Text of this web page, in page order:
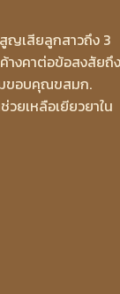
ญเสียลูกสาวถึง 3
างคาต่อข้อสงสัยถึง
มขอบคุณขสมก.
ยเหลือเยียวยาใน